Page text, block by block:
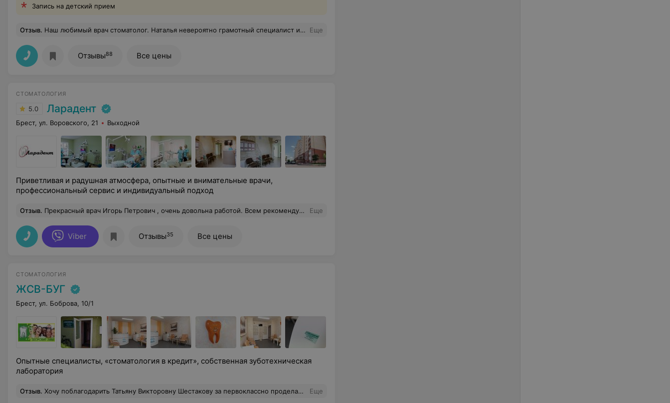
Запись на детский прием
Отзыв. Наш любимый врач стоматолог. Наталья невероятно грамотный специалист и просто хороший человек. От ее лечения уходишь с красивыми зубками, хорошим настроением и с кучей рекомендаций по бережному отношению , профилактике зубов. Наталья спасибо Вам за Ваши труды!!! Еще
Отзывы88 Все цены
СТОМАТОЛОГИЯ
5.0 Ларадент
Брест, ул. Воровского, 21 Выходной
Приветливая и радушная атмосфера, опытные и внимательные врачи,
профессиональный сервис и индивидуальный подход
Отзыв. Прекрасный врач Игорь Петрович , очень довольна работой. Всем рекомендую от души. Еще
Viber Отзывы35 Все цены
СТОМАТОЛОГИЯ
ЖСВ-БУГ
Брест, ул. Боброва, 10/1
Опытные специалисты, «стоматология в кредит», собственная зуботехническая
лаборатория
Отзыв. Хочу поблагодарить Татьяну Викторовну Шестакову за первоклассно проделанную работу. Отличный специалист, приятный человек! Всем рекомендую. Всему коллективу отдельное спасибо за оперативность и доброжелательное отношение. Еще